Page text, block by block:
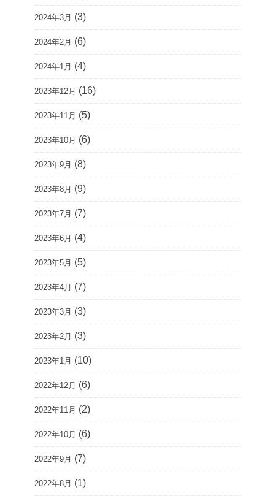
2024年3月 (3)
2024年2月 (6)
2024年1月 (4)
2023年12月 (16)
2023年11月 (5)
2023年10月 (6)
2023年9月 (8)
2023年8月 (9)
2023年7月 (7)
2023年6月 (4)
2023年5月 (5)
2023年4月 (7)
2023年3月 (3)
2023年2月 (3)
2023年1月 (10)
2022年12月 (6)
2022年11月 (2)
2022年10月 (6)
2022年9月 (7)
2022年8月 (1)